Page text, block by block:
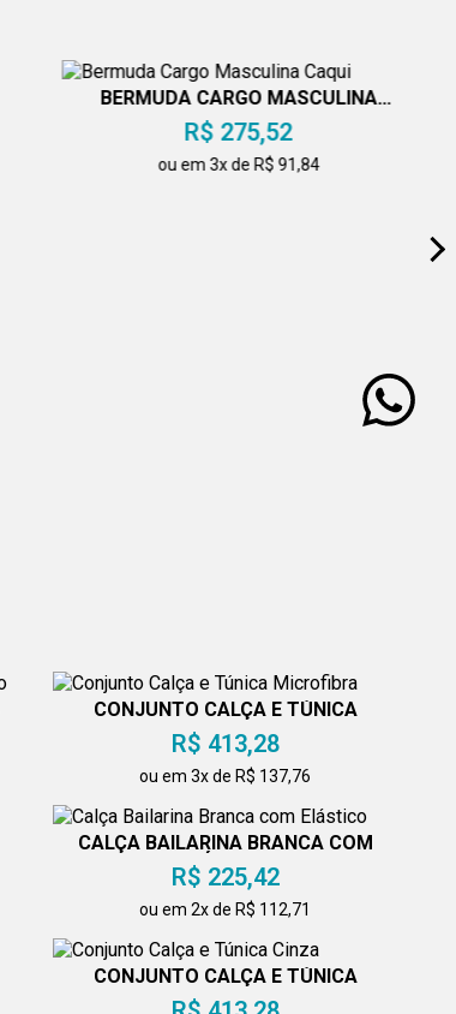
BERMUDA CARGO MASCULINA
R$ 275,52
ou em 3x de R$ 91,84
CONJUNTO CALÇA E TÚNICA
MICROFIBRA
R$ 413,28
ou em 3x de R$ 137,76
CALÇA BAILARINA BRANCA COM
ELÁSTICO
R$ 225,42
ou em 2x de R$ 112,71
CONJUNTO CALÇA E TÚNICA
CINZA